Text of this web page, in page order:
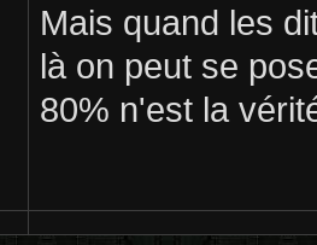
Mais quand les
là on peut se
80% n'est la